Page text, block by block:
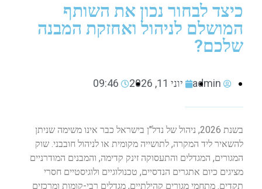
כיצד לבחור נכון את השותף
המושלם לניהול ואחזקת המבנה
שלכם?
admin יוני 11, 2026 09:46
בשנת 2026, ניהול של נדל"ן בישראל כבר אינו משימה שניתן
להשאיר ליד המקרה, לתושייה מקומית או לניהול חובבני. שוק
המגורים, המגדלים והתעסוקה זינק קדימה, והמבנים המודרניים
מציגים כיום אתגרים הנדסיים, טכנולוגיים ולוגיסטיים חסרי
תקדים. מתחמי מגורים קהילתיים, מגדלים רבי-קומות ומרכזים